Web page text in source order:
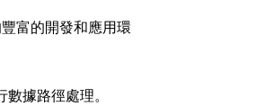
富的開發和應用環
據路徑處理。